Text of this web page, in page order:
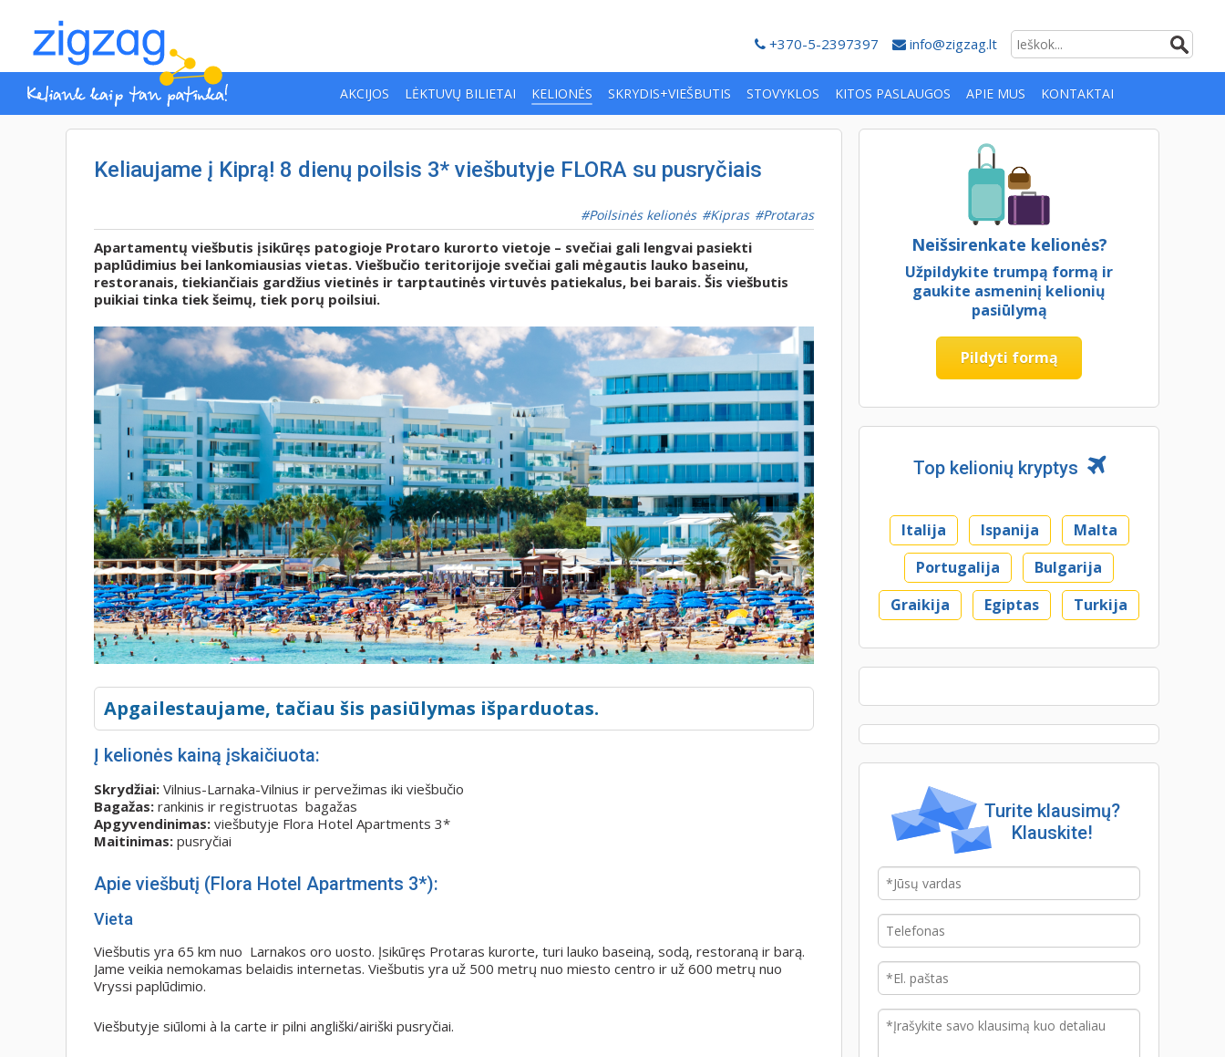
+370-5-2397397 info@zigzag.lt
AKCIJOS LĖKTUVŲ BILIETAI KELIONĖS SKRYDIS+VIEŠBUTIS STOVYKLOS KITOS PASLAUGOS APIE MUS KONTAKTAI
Keliaujame į Kiprą! 8 dienų poilsis 3* viešbutyje FLORA su pusryčiais
Poilsinės kelionės Kipras Protaras
Apartamentų viešbutis įsikūręs patogioje Protaro kurorto vietoje – svečiai gali lengvai pasiekti
paplūdimius bei lankomiausias vietas. Viešbučio teritorijoje svečiai gali mėgautis lauko baseinu,
restoranais, tiekiančiais gardžius vietinės ir tarptautinės virtuvės patiekalus, bei barais. Šis viešbutis
puikiai tinka tiek šeimų, tiek porų poilsiui.
Apgailestaujame, tačiau šis pasiūlymas išparduotas.
Į kelionės kainą įskaičiuota:
Skrydžiai: Vilnius-Larnaka-Vilnius ir pervežimas iki viešbučio
Bagažas: rankinis ir registruotas bagažas
Apgyvendinimas: viešbutyje Flora Hotel Apartments 3*
Maitinimas: pusryčiai
Apie viešbutį (Flora Hotel Apartments 3*):
Vieta
Viešbutis yra 65 km nuo Larnakos oro uosto. Įsikūręs Protaras kurorte, turi lauko baseiną, sodą, restoraną ir barą.
Jame veikia nemokamas belaidis internetas. Viešbutis yra už 500 metrų nuo miesto centro ir už 600 metrų nuo
Vryssi paplūdimio.
Viešbutyje siūlomi à la carte ir pilni angliški/airiški pusryčiai.
Neišsirenkate kelionės?
Užpildykite trumpą formą ir
gaukite asmeninį kelionių
pasiūlymą
Pildyti formą
Top kelionių kryptys
Italija Ispanija
Malta
Portugalija
Bulgarija
Graikija
Egiptas Turkija
Turite klausimų?
Klauskite!